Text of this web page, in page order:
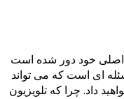
اصلی خود دور شده است
ای است که می تواند
داد. چرا که تلویزیون